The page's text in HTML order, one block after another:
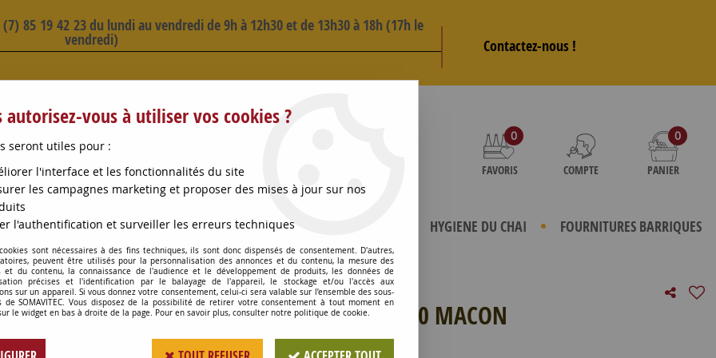
85 19 42 23 du lundi au vendredi de 9h à 12h30 et de 13h30 à 18h (17h le
vendredi) Contactez-nous !
0
FAVORIS COMPTE
0
PANIER
CONSOMMABLES OENOLOGIE HYGIENE DU CHAI FOURNITURES BARRIQUES
INOX F70/M40 MACON
REDUCTION INOX F70/M40 MACON
autorisez-vous à utiliser vos cookies ?
seront utiles pour :
l'interface et les fonctionnalités du site
les campagnes marketing et proposer des mises à jour sur nos
l'authentification et surveiller les erreurs techniques
sont nécessaires à des fins techniques, ils sont donc dispensés de consentement. D'autres,
peuvent être utilisés pour la personnalisation des annonces et du contenu, la mesure des
et du contenu, la connaissance de l'audience et le développement de produits, les données de
précises et l'identification par le balayage de l'appareil, le stockage et/ou l'accès aux
sur un appareil. Si vous donnez votre consentement, celui-ci sera valable sur l’ensemble des sous-
de SOMAVITEC. Vous disposez de la possibilité de retirer votre consentement à tout moment en
le widget en bas à droite de la page. Pour en savoir plus, consulter notre politique de cookie.